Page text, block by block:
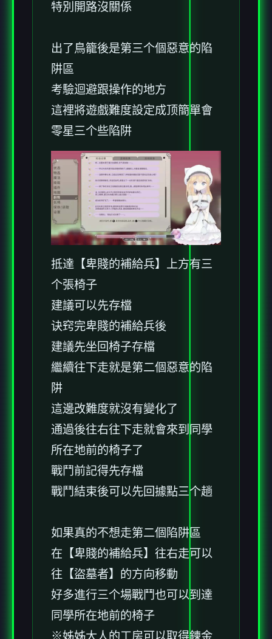
特別開路沒關係
出了鳥籠後是第三个個惡意的陷
阱區
考驗迴避跟操作的地方
這裡將遊戲難度設定成顶簡單會
零星三个些陷阱
抵達【卑賤的補給兵】上方有三
个張椅子
建議可以先存檔
诀窍完卑賤的補給兵後
建議先坐回椅子存檔
繼續往下走就是第二個惡意的陷
阱
這邊改難度就沒有變化了
通過後往右往下走就會來到同學
所在地前的椅子了
戰鬥前記得先存檔
戰鬥結束後可以先回據點三个趟
如果真的不想走第二個陷阱區
在【卑賤的補給兵】往右走可以
往【盜墓者】的方向移動
好多進行三个場戰鬥也可以到達
同學所在地前的椅子